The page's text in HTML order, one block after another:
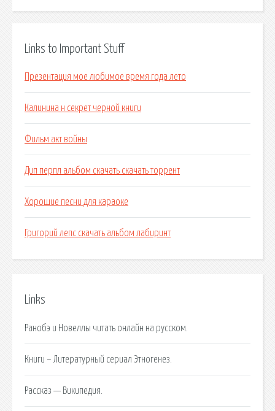
Links to Important Stuff
Презентация мое любимое время года лето
Калинина н секрет черной книги
Фильм акт войны
Дип перпл альбом скачать скачать торрент
Хорошие песни для караоке
Григорий лепс скачать альбом лабиринт
Links
Ранобэ и Новеллы читать онлайн на русском.
Книги – Литературный сериал Этногенез.
Рассказ — Википедия.